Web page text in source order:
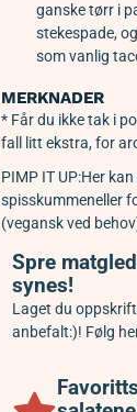
ganske tørr i
stekespade,
som vanlig
MERKNADER
* Får du ikke tak i
fall litt ekstra, for
PIMP IT UP:Her
spisskummeneller
(vegansk ved
Spre
synes!
Laget du
anbefalt:)! Følg